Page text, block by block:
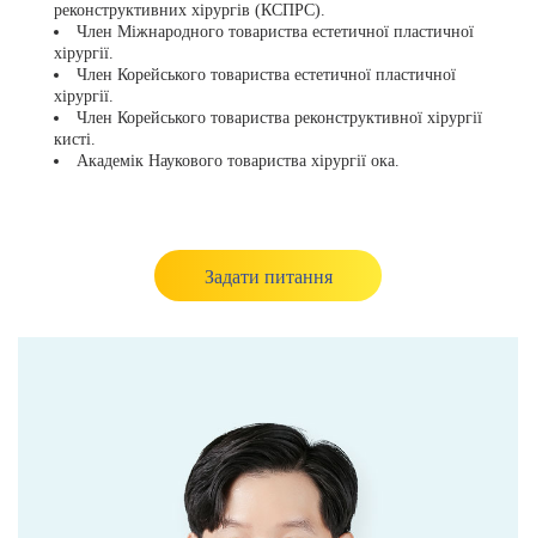
реконструктивних хірургів (КСПРС).
Член Міжнародного товариства естетичної пластичної
хірургії.
Член Корейського товариства естетичної пластичної
хірургії.
Член Корейського товариства реконструктивної хірургії
кисті.
Академік Наукового товариства хірургії ока.
Задати питання